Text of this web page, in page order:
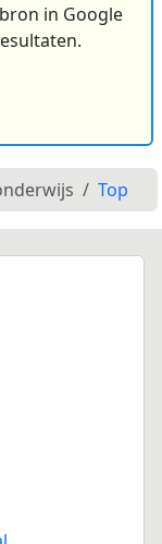
in Google
Top